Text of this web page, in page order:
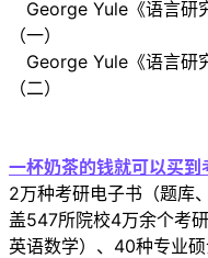
George Yule《语言研
（一）
George Yule《语言研
（二）
一杯奶茶的钱就可以买到
2万种考研电子书（题库
盖547所院校4万余个考
英语数学）、40种专业